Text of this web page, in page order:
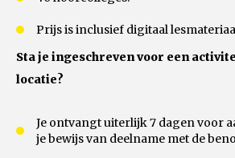
Prijs is inclusief digitaal
Sta je ingeschreven voor een
locatie?
Je ontvangt uiterlijk 7 dagen voor
je bewijs van deelname met de